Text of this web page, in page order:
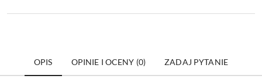
OPIS OPINIE I OCENY (0) ZADAJ PYTANIE